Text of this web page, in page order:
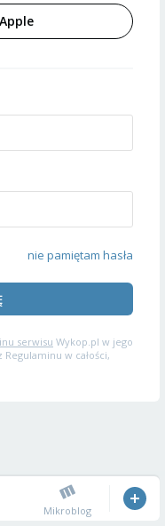
nie pamiętam hasła
serwisu Wykop.pl w jego
w całości,
Mikroblog